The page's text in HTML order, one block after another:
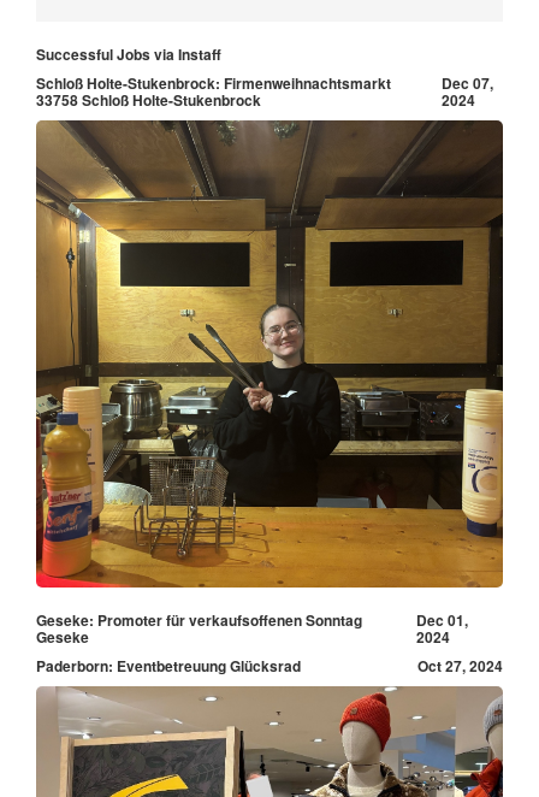
Successful Jobs via Instaff
Schloß Holte-Stukenbrock: Firmenweihnachtsmarkt
33758 Schloß Holte-Stukenbrock
Dec 07,
2024
Geseke: Promoter für verkaufsoffenen Sonntag
Geseke
Dec 01,
2024
Paderborn: Eventbetreuung Glücksrad
Oct 27, 2024